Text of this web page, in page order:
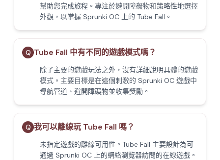
幫助您完成旅程。專注於避開障礙物和策略性地選擇
外觀，以掌握 Sprunki OC 上的 Tube Fall。
Q Tube Fall 中有不同的遊戲模式嗎？
除了主要的遊戲玩法之外，沒有詳細說明具體的遊戲
模式。主要目標是在這個刺激的 Sprunki OC 遊戲中
導航管道、避開障礙物並收集獎勵。
Q 我可以離線玩 Tube Fall 嗎？
未指定遊戲的離線可用性。Tube Fall 主要設計為可
通過 Sprunki OC 上的網絡瀏覽器訪問的在線遊戲。